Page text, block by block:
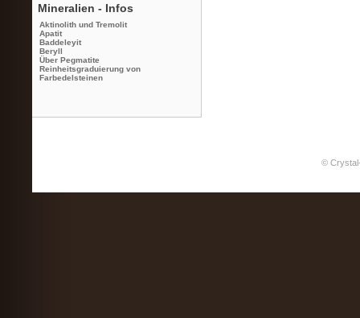
Mineralien - Infos
Aktinolith und Tremolit
Apatit
Baddeleyit
Beryll
Über Pegmatite
Reinheitsgraduierung von
Farbedelsteinen
©